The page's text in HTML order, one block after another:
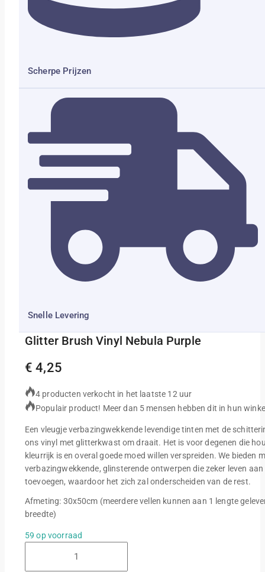
Scherpe Prijzen
Snelle Levering
Glitter Brush Vinyl Nebula Purple
€ 4,25
4 producten verkocht in het laatste 12 uur
Populair product! Meer dan 5 mensen hebben dit in hun
Een vleugje verbazingwekkende levendige tinten met de
ons vinyl met glitterkwast om draait. Het is voor degenen die
kleurrijk is en overal goede moed willen verspreiden. We bieden
verbazingwekkende, glinsterende ontwerpen die zeker leven
toevoegen, waardoor het zich zal onderscheiden van de rest.
Afmeting: 30x50cm (meerdere vellen kunnen aan 1 lengte
breedte)
59 op voorraad